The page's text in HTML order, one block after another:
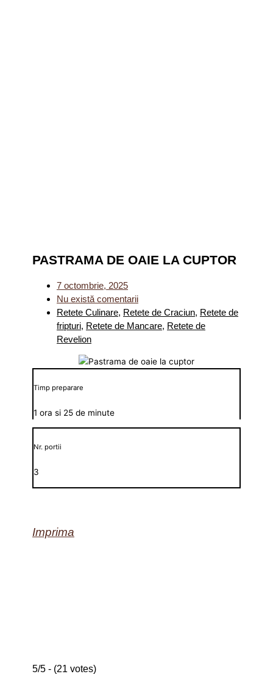
PASTRAMA DE OAIE LA CUPTOR
7 octombrie, 2025
Nu există comentarii
Retete Culinare, Retete de Craciun, Retete de
fripturi, Retete de Mancare, Retete de
Revelion
Timp preparare
1 ora si 25 de minute
Nr. portii
3
Imprima
5/5 - (21 votes)